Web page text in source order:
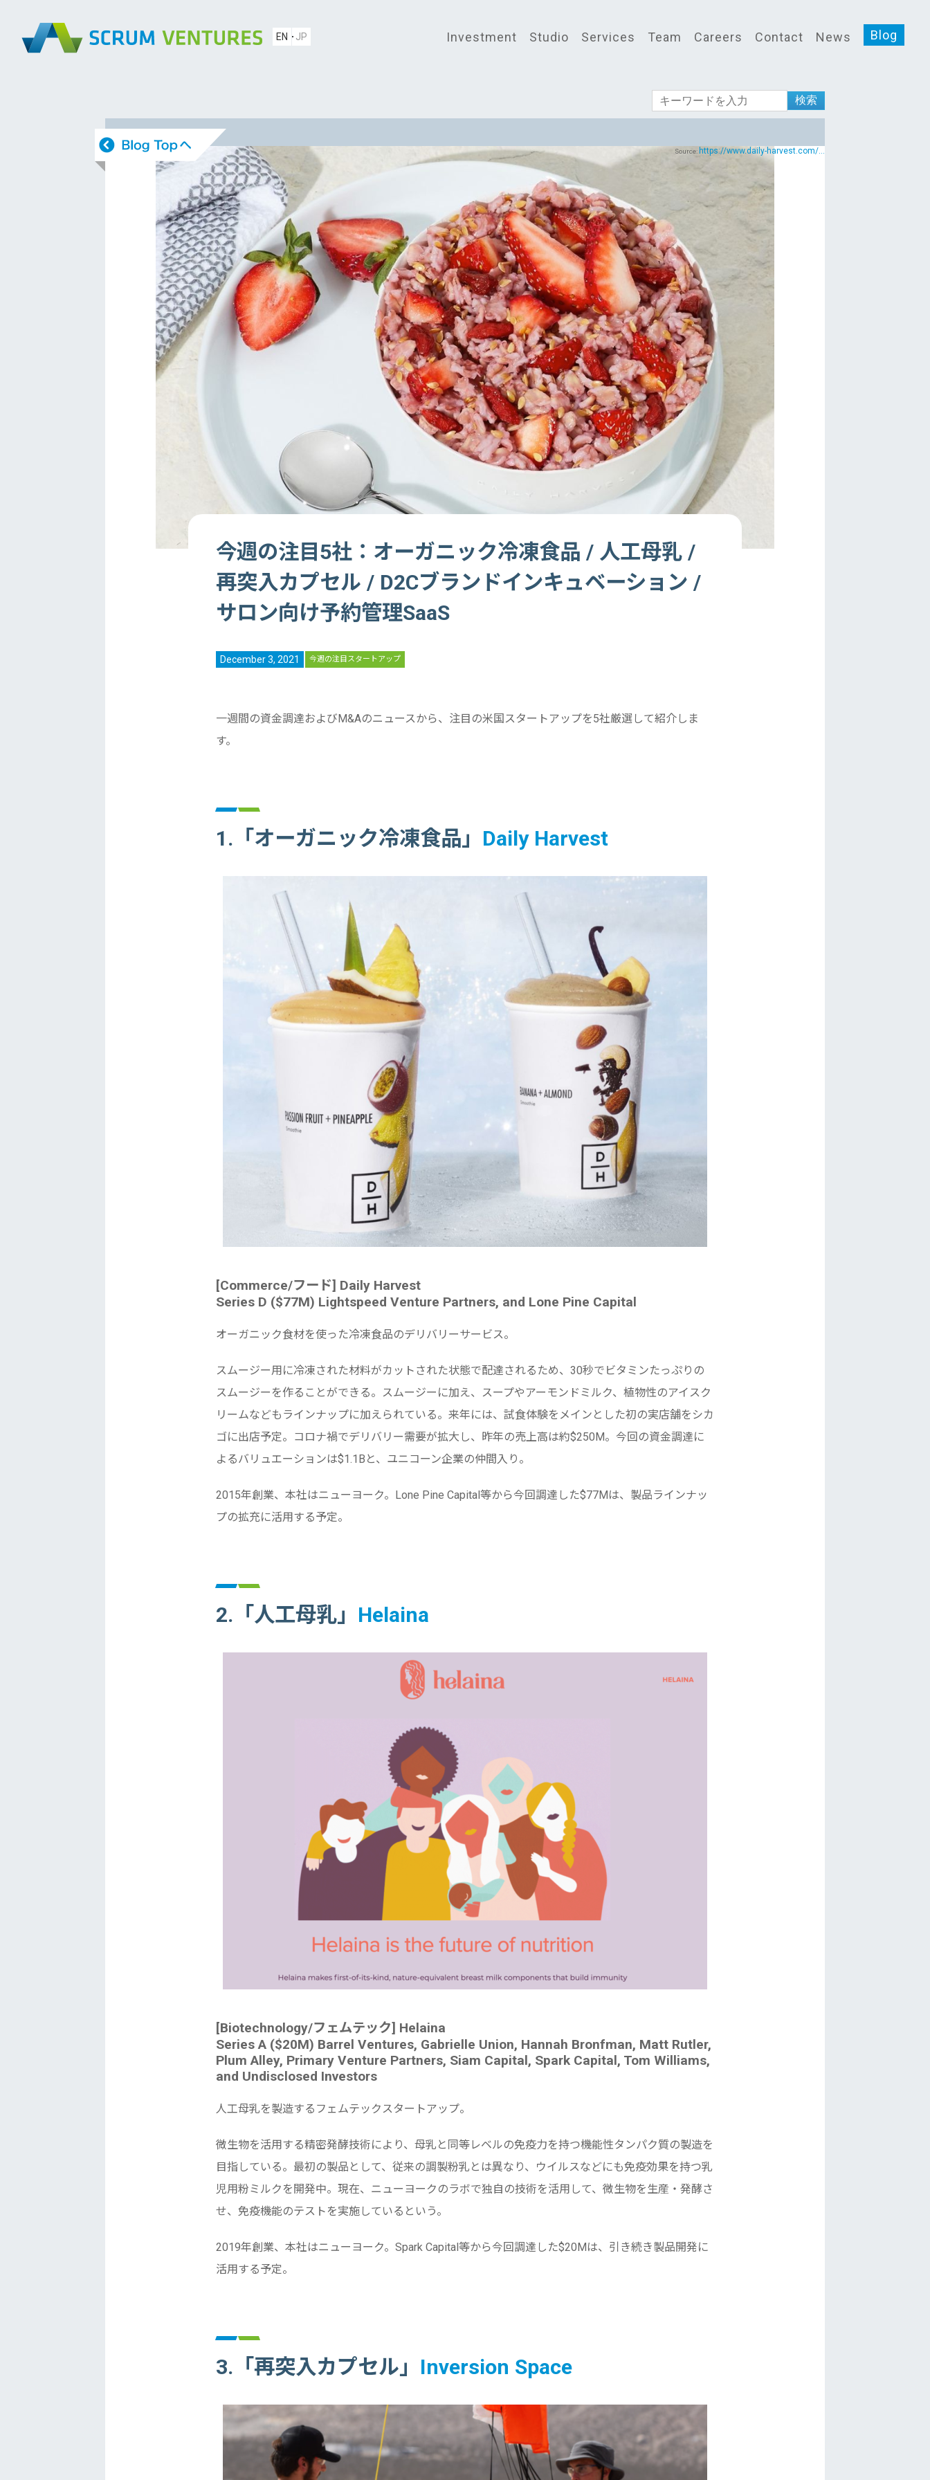
EN JP Investment Studio Services Team Careers Contact News Blog
検索
Source: https://www.daily-harvest.com/...
今週の注目5社：オーガニック冷凍食品 / 人工母乳 /
再突入カプセル / D2Cブランドインキュベーション /
サロン向け予約管理SaaS
December 3, 2021 今週の注目スタートアップ
一週間の資金調達およびM&Aのニュースから、注目の米国スタートアップを5社厳選して紹介しま
す。
1.「オーガニック冷凍食品」 Daily Harvest
[Commerce/フード] Daily Harvest
Series D ($77M) Lightspeed Venture Partners, and Lone Pine Capital
オーガニック食材を使った冷凍食品のデリバリーサービス。
スムージー用に冷凍された材料がカットされた状態で配達されるため、30秒でビタミンたっぷりの
スムージーを作ることができる。スムージーに加え、スープやアーモンドミルク、植物性のアイスク
リームなどもラインナップに加えられている。来年には、試食体験をメインとした初の実店舗をシカ
ゴに出店予定。コロナ禍でデリバリー需要が拡大し、昨年の売上高は約$250M。今回の資金調達に
よるバリュエーションは$1.1Bと、ユニコーン企業の仲間入り。
2015年創業、本社はニューヨーク。Lone Pine Capital等から今回調達した$77Mは、製品ラインナッ
プの拡充に活用する予定。
2.「人工母乳」 Helaina
[Biotechnology/フェムテック] Helaina
Series A ($20M) Barrel Ventures, Gabrielle Union, Hannah Bronfman, Matt Rutler,
Plum Alley, Primary Venture Partners, Siam Capital, Spark Capital, Tom Williams,
and Undisclosed Investors
人工母乳を製造するフェムテックスタートアップ。
微生物を活用する精密発酵技術により、母乳と同等レベルの免疫力を持つ機能性タンパク質の製造を
目指している。最初の製品として、従来の調製粉乳とは異なり、ウイルスなどにも免疫効果を持つ乳
児用粉ミルクを開発中。現在、ニューヨークのラボで独自の技術を活用して、微生物を生産・発酵さ
せ、免疫機能のテストを実施しているという。
2019年創業、本社はニューヨーク。Spark Capital等から今回調達した$20Mは、引き続き製品開発に
活用する予定。
3.「再突入カプセル」 Inversion Space